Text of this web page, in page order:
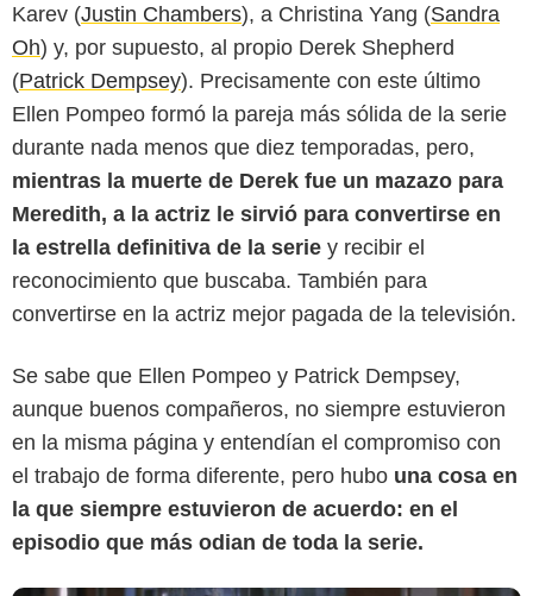
Karev (Justin Chambers), a Christina Yang (Sandra
Oh) y, por supuesto, al propio Derek Shepherd
(Patrick Dempsey). Precisamente con este último
Ellen Pompeo formó la pareja más sólida de la serie
durante nada menos que diez temporadas, pero,
mientras la muerte de Derek fue un mazazo para
Meredith, a la actriz le sirvió para convertirse en
la estrella definitiva de la serie y recibir el
reconocimiento que buscaba. También para
convertirse en la actriz mejor pagada de la televisión.
Se sabe que Ellen Pompeo y Patrick Dempsey,
aunque buenos compañeros, no siempre estuvieron
en la misma página y entendían el compromiso con
el trabajo de forma diferente, pero hubo una cosa en
la que siempre estuvieron de acuerdo: en el
episodio que más odian de toda la serie.
ABC